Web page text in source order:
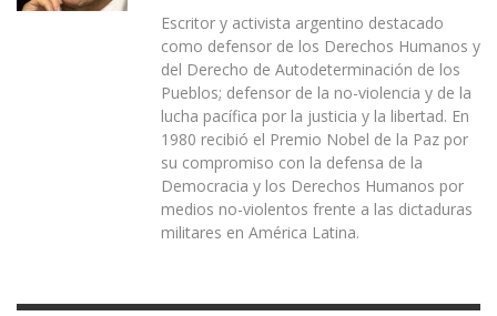
Escritor y activista argentino destacado
como defensor de los Derechos Humanos y
del Derecho de Autodeterminación de los
Pueblos; defensor de la no-violencia y de la
lucha pacífica por la justicia y la libertad. En
1980 recibió el Premio Nobel de la Paz por
su compromiso con la defensa de la
Democracia y los Derechos Humanos por
medios no-violentos frente a las dictaduras
militares en América Latina.